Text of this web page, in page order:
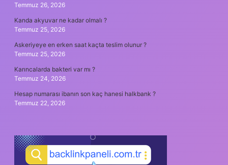
Temmuz 26, 2026
Kanda akyuvar ne kadar olmalı ?
Temmuz 25, 2026
Askeriyeye en erken saat kaçta teslim olunur ?
Temmuz 25, 2026
Karıncalarda bakteri var mı ?
Temmuz 24, 2026
Hesap numarası ibanın son kaç hanesi halkbank ?
Temmuz 22, 2026